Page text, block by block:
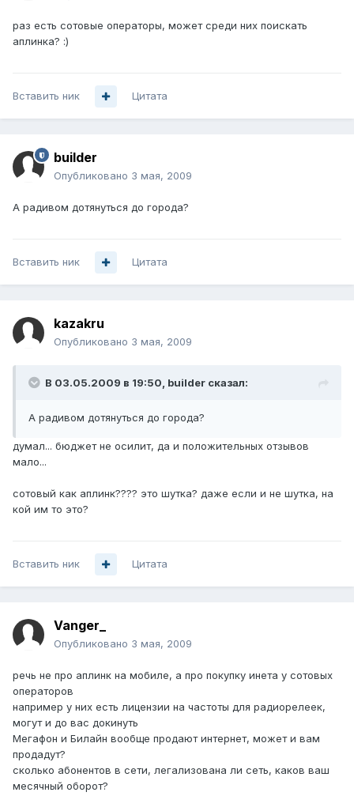
раз есть сотовые операторы, может среди них поискать
аплинка? :)
Вставить ник Цитата
builder
Опубликовано 3 мая, 2009
А радивом дотянуться до города?
Вставить ник Цитата
kazakru
Опубликовано 3 мая, 2009
В 03.05.2009 в 19:50, builder сказал:
А радивом дотянуться до города?
думал... бюджет не осилит, да и положительных отзывов
мало...
сотовый как аплинк???? это шутка? даже если и не шутка, на
кой им то это?
Вставить ник Цитата
Vanger_
Опубликовано 3 мая, 2009
речь не про аплинк на мобиле, а про покупку инета у сотовых
операторов
например у них есть лицензии на частоты для радиорелеек,
могут и до вас докинуть
Мегафон и Билайн вообще продают интернет, может и вам
продадут?
сколько абонентов в сети, легализована ли сеть, каков ваш
месячный оборот?